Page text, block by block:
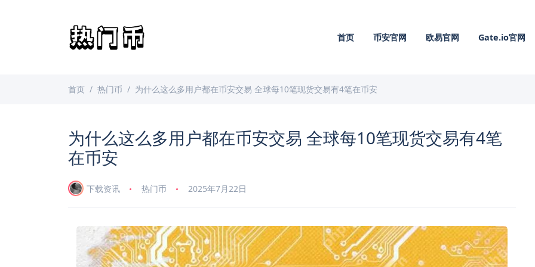
首页 币安官网 欧易官网 Gate.io官网
首页 热门币 为什么这么多用户都在币安交易 全球每10笔现货交易有4笔在币安
为什么这么多用户都在币安交易 全球每10笔现货交易有4笔
在币安
下载资讯 热门币 2025年7月22日